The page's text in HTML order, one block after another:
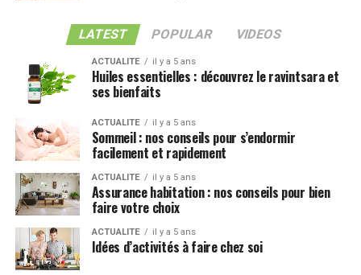
LATEST POPULAR VIDEOS
ACTUALITE il y a 5 ans
Huiles essentielles : découvrez le ravintsara et
ses bienfaits
ACTUALITE il y a 5 ans
Sommeil : nos conseils pour s’endormir
facilement et rapidement
ACTUALITE il y a 5 ans
Assurance habitation : nos conseils pour bien
faire votre choix
ACTUALITE il y a 5 ans
Idées d’activités à faire chez soi